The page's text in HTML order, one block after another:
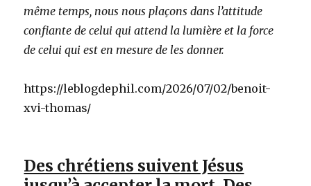
même temps, nous nous plaçons dans l’attitude
confiante de celui qui attend la lumière et la force
de celui qui est en mesure de les donner.
https://leblogdephil.com/2026/07/02/benoit-
xvi-thomas/
Des chrétiens suivent Jésus